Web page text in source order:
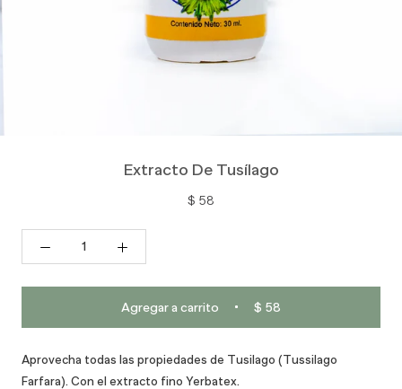
Extracto De Tusílago
$ 58
Agregar a carrito $ 58
Aprovecha todas las propiedades de Tusilago (Tussilago
Farfara). Con el extracto fino Yerbatex.